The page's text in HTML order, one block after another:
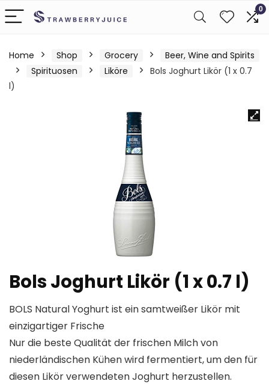
0
Home Shop Grocery
Beer, Wine and Spirits
Spirituosen
Liköre
Bols Joghurt Likör (1 x 0.7
l)
Bols Joghurt Likör (1 x 0.7 l)
BOLS Natural Yoghurt ist ein samtweißer Likör mit
einzigartiger Frische
Nur die beste Qualität der frischen Milch von
niederländischen Kühen wird fermentiert, um den für
diesen Likör verwendeten Joghurt herzustellen.